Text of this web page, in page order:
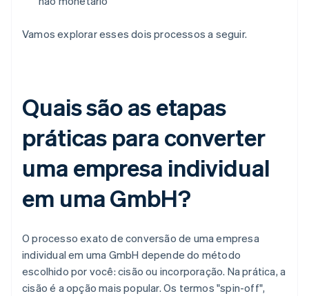
Vamos explorar esses dois processos a seguir.
Quais são as etapas
práticas para converter
uma empresa individual
em uma GmbH?
O processo exato de conversão de uma empresa
individual em uma GmbH depende do método
escolhido por você: cisão ou incorporação. Na prática, a
cisão é a opção mais popular. Os termos "spin-off",